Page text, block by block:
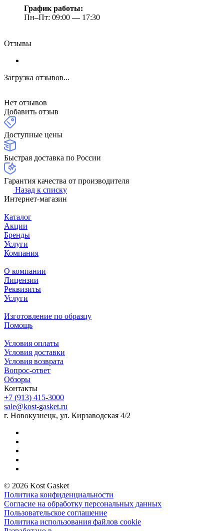
График работы:
Пн–Пт: 09:00 — 17:30
Отзывы
Загрузка отзывов...
Нет отзывов
Добавить отзыв
Доступные цены
Быстрая доставка по России
Гарантия качества от производителя
Назад к списку
Интернет-магазин
Каталог
Акции
Бренды
Услуги
Компания
О компании
Лицензии
Реквизиты
Услуги
Изготовление по образцу
Помощь
Условия оплаты
Условия доставки
Условия возврата
Вопрос-ответ
Обзоры
Контакты
+7 (913) 415-3000
sale@kost-gasket.ru
г. Новокузнецк, ул. Кирзаводская 4/2
© 2026 Kost Gasket
Политика конфиденциальности
Согласие на обработку персональных данных
Пользовательское соглашение
Политика использования файлов cookie